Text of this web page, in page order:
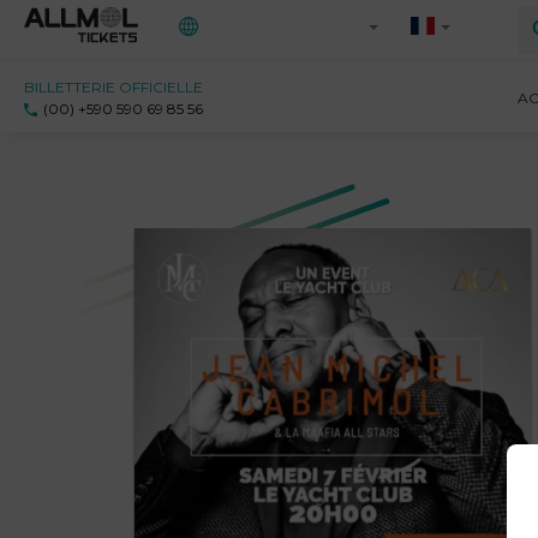
972 - Martinique
973 - Guyane
Ile-de-France
Saint-Martin
BILLETTERIE OFFICIELLE
(00) +590 590 69 85 56